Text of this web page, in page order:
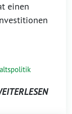
einen